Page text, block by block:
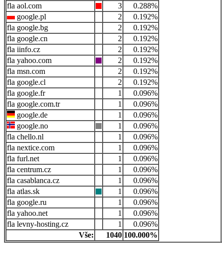
aol.com
3
0.288%
google.pl
2
0.192%
google.bg
2
0.192%
google.cn
2
0.192%
iinfo.cz
2
0.192%
yahoo.com
2
0.192%
msn.com
2
0.192%
google.cl
2
0.192%
google.fr
1
0.096%
google.com.tr
1
0.096%
google.de
1
0.096%
google.no
1
0.096%
chello.nl
1
0.096%
nextice.com
1
0.096%
furl.net
1
0.096%
centrum.cz
1
0.096%
casablanca.cz
1
0.096%
atlas.sk
1
0.096%
google.ru
1
0.096%
yahoo.net
1
0.096%
levny-hosting.cz
1
0.096%
Vše:
1040 100.000%